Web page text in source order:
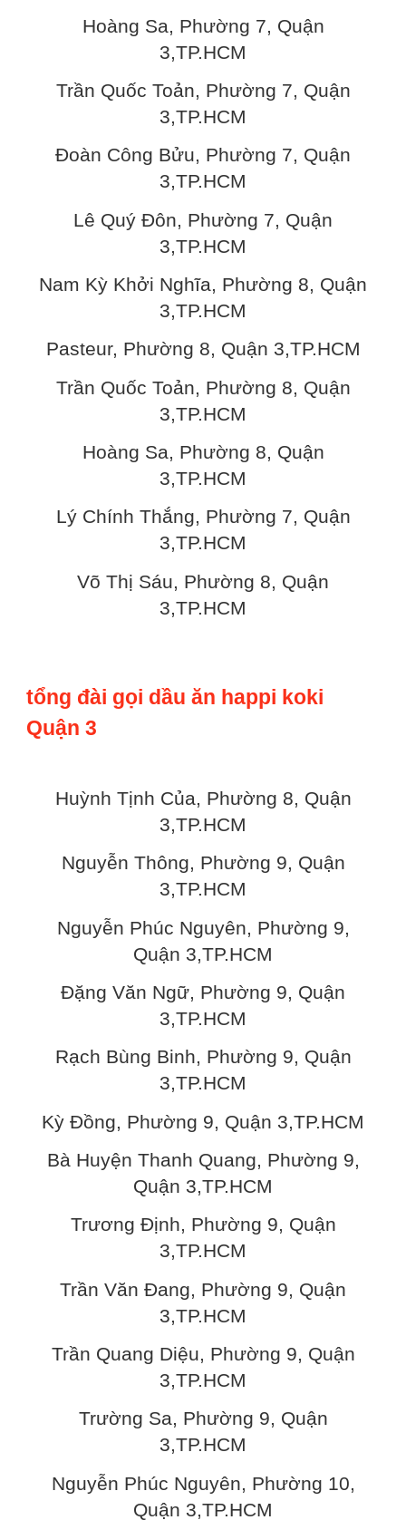
Hoàng Sa, Phường 7, Quận
3,TP.HCM
Trần Quốc Toản, Phường 7, Quận
3,TP.HCM
Đoàn Công Bửu, Phường 7, Quận
3,TP.HCM
Lê Quý Đôn, Phường 7, Quận
3,TP.HCM
Nam Kỳ Khởi Nghĩa, Phường 8, Quận
3,TP.HCM
Pasteur, Phường 8, Quận 3,TP.HCM
Trần Quốc Toản, Phường 8, Quận
3,TP.HCM
Hoàng Sa, Phường 8, Quận
3,TP.HCM
Lý Chính Thắng, Phường 7, Quận
3,TP.HCM
Võ Thị Sáu, Phường 8, Quận
3,TP.HCM
tổng đài gọi dầu ăn happi koki
Quận 3
Huỳnh Tịnh Của, Phường 8, Quận
3,TP.HCM
Nguyễn Thông, Phường 9, Quận
3,TP.HCM
Nguyễn Phúc Nguyên, Phường 9,
Quận 3,TP.HCM
Đặng Văn Ngữ, Phường 9, Quận
3,TP.HCM
Rạch Bùng Binh, Phường 9, Quận
3,TP.HCM
Kỳ Đồng, Phường 9, Quận 3,TP.HCM
Bà Huyện Thanh Quang, Phường 9,
Quận 3,TP.HCM
Trương Định, Phường 9, Quận
3,TP.HCM
Trần Văn Đang, Phường 9, Quận
3,TP.HCM
Trần Quang Diệu, Phường 9, Quận
3,TP.HCM
Trường Sa, Phường 9, Quận
3,TP.HCM
Nguyễn Phúc Nguyên, Phường 10,
Quận 3,TP.HCM